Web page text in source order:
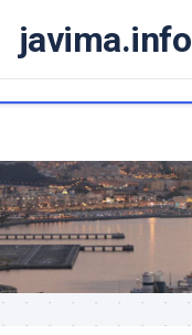
javima.info